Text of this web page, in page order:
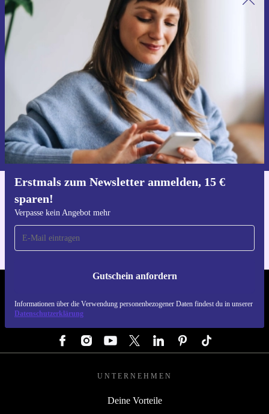
Erstmals zum Newsletter anmelden, 15 €
sparen!
Verpasse kein Angebot mehr
Gutschein anfordern
Informationen über die Verwendung personenbezogener Daten findest du in unserer
Datenschutzerklärung
Erstmals zum Newsletter anmelden,
15 € sparen!
Verpasse kein Angebot mehr.
Gutschein anfordern
Informationen über die Verwendung personenbezogener Daten findest
du in unsererDatenschutzerklärung.
Für iOS und Android
UNTERNEHMEN
Deine Vorteile